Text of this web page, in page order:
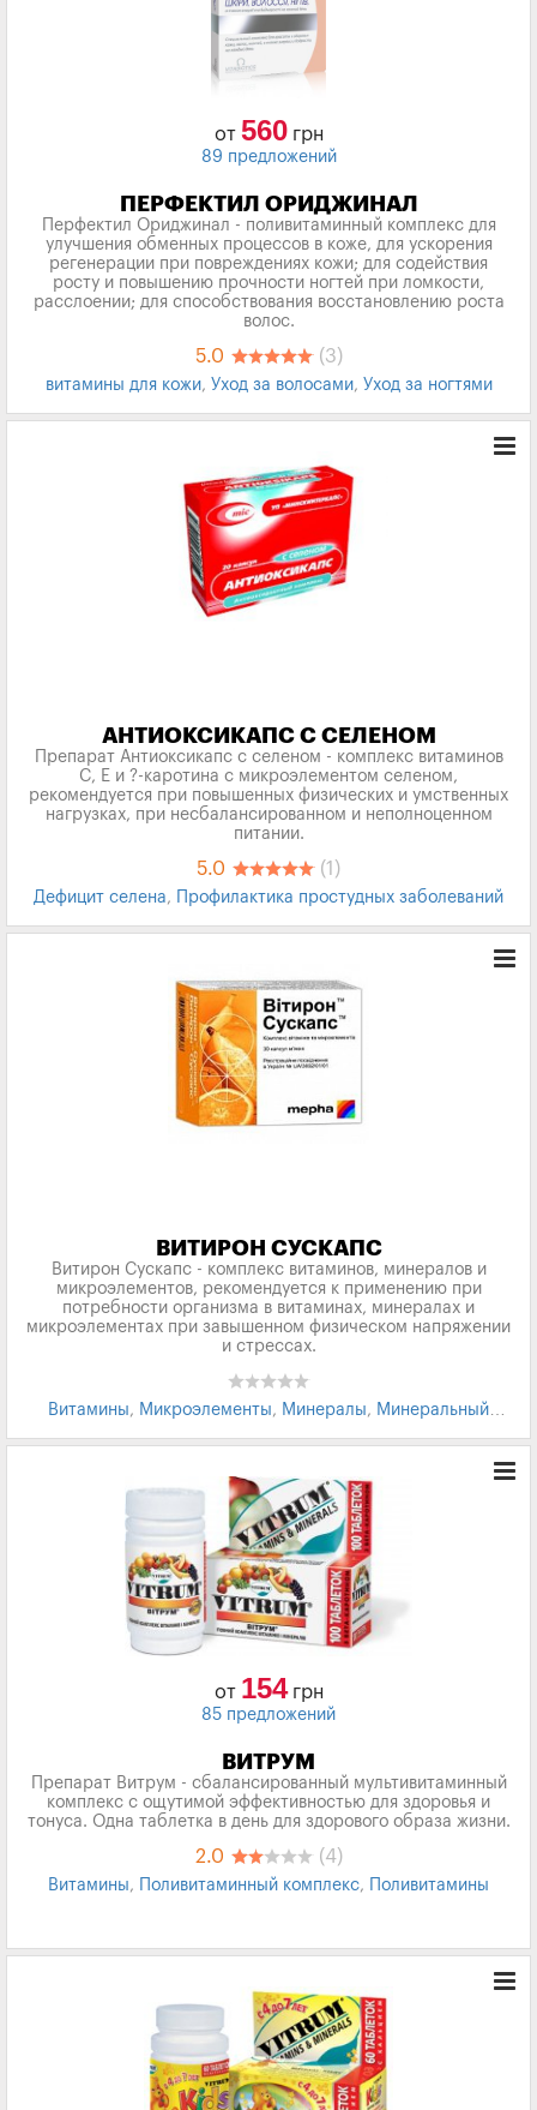
от 560грн
89 предложений
ПЕРФЕКТИЛ ОРИДЖИНАЛ
Перфектил Ориджинал - поливитаминный комплекс для
улучшения обменных процессов в коже, для ускорения
регенерации при повреждениях кожи; для содействия
росту и повышению прочности ногтей при ломкости,
расслоении; для способствования восстановлению роста
волос.
5.0 (3)
витамины для кожи, Уход за волосами, Уход за ногтями
АНТИОКСИКАПС С СЕЛЕНОМ
Препарат Антиоксикапс с селеном - комплекс витаминов
С, Е и ?-каротина с микроэлементом селеном,
рекомендуется при повышенных физических и умственных
нагрузках, при несбалансированном и неполноценном
питании.
5.0 (1)
Дефицит селена, Профилактика простудных заболеваний
ВИТИРОН СУСКАПС
Витирон Сускапс - комплекс витаминов, минералов и
микроэлементов, рекомендуется к применению при
потребности организма в витаминах, минералах и
микроэлементах при завышенном физическом напряжении
и стрессах.
Витамины, Микроэлементы, Минералы, Минеральный
от 154грн
85 предложений
ВИТРУМ
Препарат Витрум - сбалансированный мультивитаминный
комплекс с ощутимой эффективностью для здоровья и
тонуса. Одна таблетка в день для здорового образа жизни.
2.0 (4)
Витамины, Поливитаминный комплекс, Поливитамины